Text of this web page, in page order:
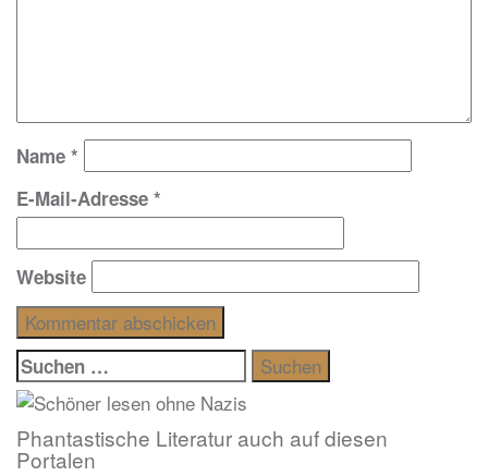
Name *
E-Mail-Adresse *
Website
Suchen
nach:
Phantastische Literatur auch auf diesen
Portalen